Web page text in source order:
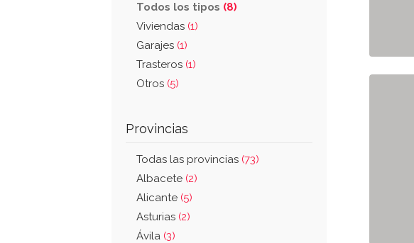
Todos los tipos (8)
Viviendas (1)
Garajes (1)
Trasteros (1)
Otros (5)
Provincias
Todas las provincias (73)
Albacete (2)
Alicante (5)
Asturias (2)
Ávila (3)